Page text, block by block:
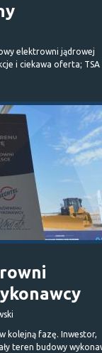
elektrowni jądrowej
i ciekawa oferta; TSA
kolejną fazę. Inwestor,
teren budowy